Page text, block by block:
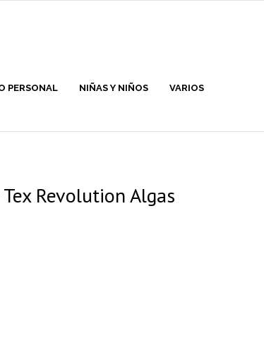
PERSONAL NIÑAS Y NIÑOS VARIOS
Revolution Algas